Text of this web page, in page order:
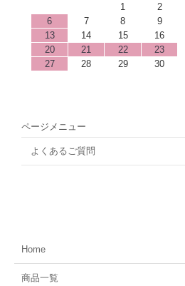
1
2
6
7 8 9
13
14 15 16
20
21 22 23
27
28 29 30
ページメニュー
よくあるご質問
Home
商品一覧